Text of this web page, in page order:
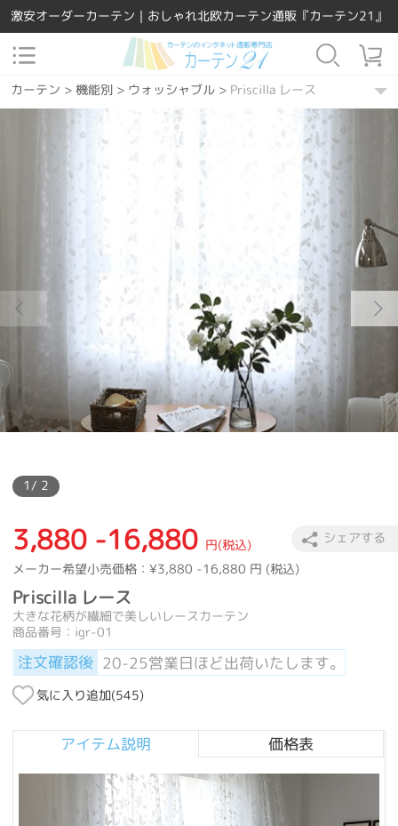
激安オーダーカーテン｜おしゃれ北欧カーテン通販『カーテン21』
カーテン > 機能別> ウォッシャブル> Priscilla レース
カーテン>素材 > ポリエステル >
場所で選ぶ >
Priscilla レース
Priscilla レース
> >
Priscilla レース
カーテン
> ダイニング・キッチン
Priscilla レース
カーテン
> > 洋風
Priscilla レース
>カーテンの種類 >レースカーテン
Priscilla レース
機能別 UVカット
Priscilla レース
カーテン
無地 >
Priscilla レース
カーテン
デザインテイスト シンプル >Priscilla レース
カラー > ホワイト >Priscilla レース
1/ 2
3,880 -16,880 円(税込)
メーカー希望小売価格：¥3,880 -16,880 円 (税込)
Priscilla レース
大きな花柄が繊細で美しいレースカーテン
商品番号：igr-01
注文確認後 20-25営業日ほど出荷いたします。
気に入り追加(545)
シェアする
アイテム説明 価格表